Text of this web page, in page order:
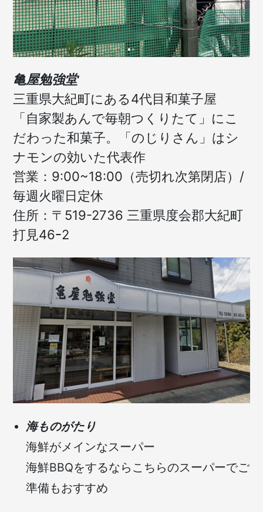
亀屋勉強堂
三重県大紀町にある4代目和菓子屋
「自家製あんで毎朝つくりたて」にこ
だわった和菓子。「のじりさん」はシ
ナモンの効いた代表作
営業：9:00~18:00（売切れ次第閉店）/
毎週火曜日定休
住所：〒519-2736 三重県度会郡大紀町
打見46ｰ2
海ものがたり
海鮮がメインなスーパー
海鮮BBQをするならこちらのスーパーでご
準備もおすすめ